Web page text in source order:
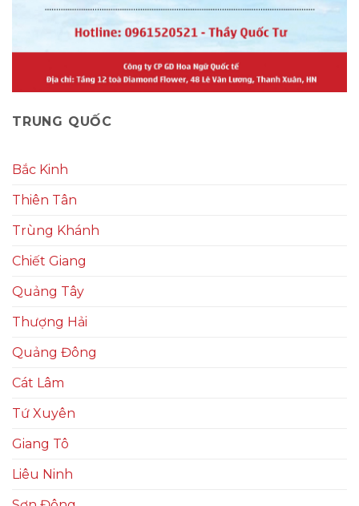
TRUNG QUỐC
Bắc Kinh
Thiên Tân
Trùng Khánh
Chiết Giang
Quảng Tây
Thượng Hải
Quảng Đông
Cát Lâm
Tứ Xuyên
Giang Tô
Liêu Ninh